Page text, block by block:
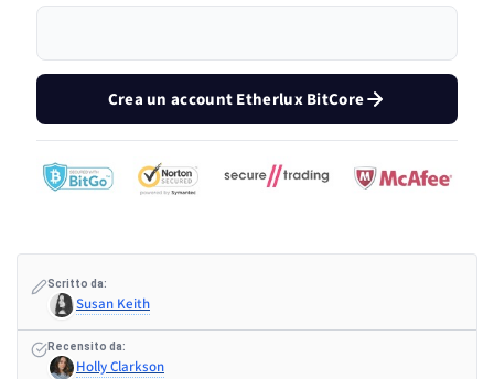
Crea un account Etherlux BitCore
Scritto da:
Susan Keith
Recensito da:
Holly Clarkson